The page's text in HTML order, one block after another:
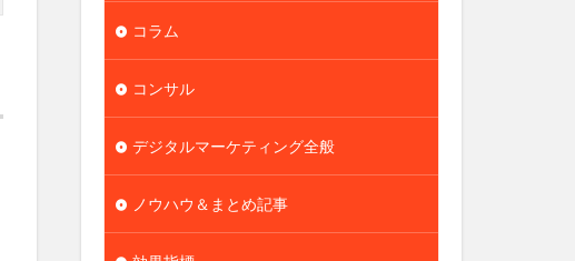
コラム
コンサル
デジタルマーケティング全般
ノウハウ＆まとめ記事